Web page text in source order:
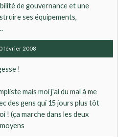
de gouvernance et une
ses équipements,
février 2008
!
mais moi j'ai du mal à me
des gens qui 15 jours plus tôt
! (ça marche dans les deux